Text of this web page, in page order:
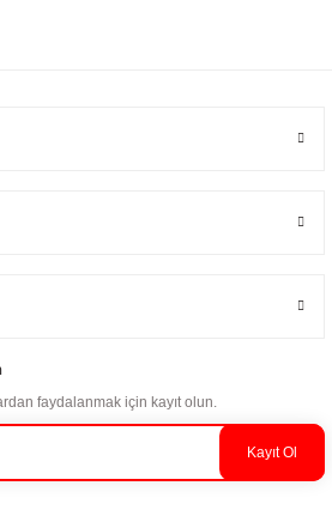
faydalanmak için kayıt olun.
Kayıt Ol